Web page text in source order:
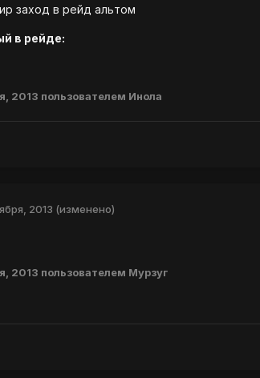
заход в рейд альтом
в рейде:
2013 пользователем Инола
2013 (изменено)
2013 пользователем Мурзуг